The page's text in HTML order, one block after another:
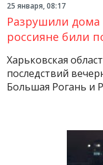
25 января, 08:17
Разрушили
россияне били
Харьковская
последствий
Большая Рогань и